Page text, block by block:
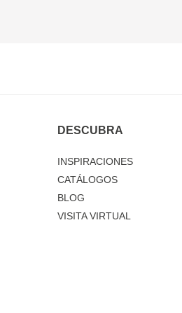
DESCUBRA
INSPIRACIONES
CATÁLOGOS
BLOG
VISITA VIRTUAL